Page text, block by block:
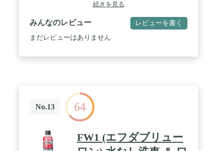
続きを見る
みんなのレビュー レビューを書く
まだレビューはありません
No.13 64
FW1 (エフダブリュー